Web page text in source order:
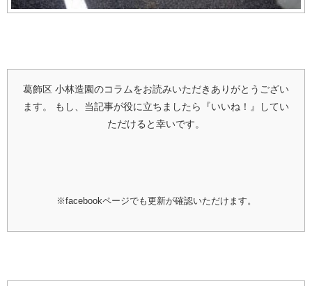
葛飾区 小林造園のコラムをお読みいただきありがとうござい
ます。
もし、当記事が役に立ちましたら『いいね！』してい
ただけると幸いです。
※facebookページでも更新が確認いただけます。